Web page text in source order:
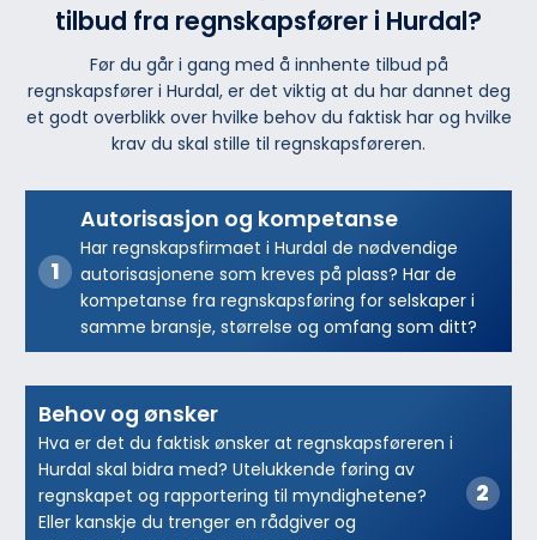
tilbud fra regnskapsfører i Hurdal?
Før du går i gang med å innhente tilbud på
regnskapsfører i Hurdal, er det viktig at du har dannet deg
et godt overblikk over hvilke behov du faktisk har og hvilke
krav du skal stille til regnskapsføreren.
Autorisasjon og kompetanse
Har regnskapsfirmaet i Hurdal de nødvendige
autorisasjonene som kreves på plass? Har de
kompetanse fra regnskapsføring for selskaper i
samme bransje, størrelse og omfang som ditt?
Behov og ønsker
Hva er det du faktisk ønsker at regnskapsføreren i
Hurdal skal bidra med? Utelukkende føring av
regnskapet og rapportering til myndighetene?
Eller kanskje du trenger en rådgiver og